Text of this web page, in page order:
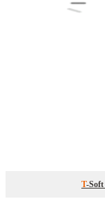
T-Soft